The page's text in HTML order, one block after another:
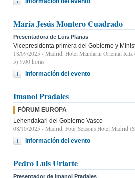
Información del evento
María Jesús Montero Cuadrado
Presentadora de Luis Planas
Vicepresidenta primera del Gobierno y
18/09/2025 - Madrid, Hotel Mandarin Oriental Ritz
5) 9:00 horas
Información del evento
Imanol Pradales
FÓRUM EUROPA
Lehendakari del Gobierno Vasco
08/10/2025 - Madrid, Four Seasons Hotel Madrid
Información del evento
Pedro Luis Uriarte
Presentador de Imanol Pradales